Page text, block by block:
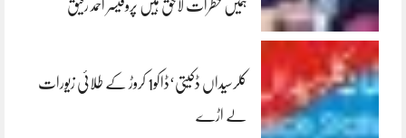
ہمیں خطرات لاحق ہیں پروفیسر احمد رفیق
کلرسیداں ڈکیتی‘ڈاکو1 کروڑ کے طلائی زیورات
لے اڑے